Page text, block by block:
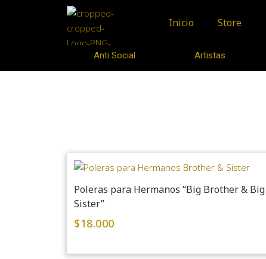
Inicio Store
Anti Social Artistas
Poleras para Hermanos “Big Brother & Big
Sister”
$18.000